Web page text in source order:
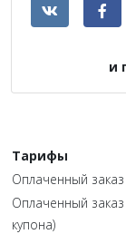
и
Тарифы
Оплаченный заказ
Оплаченный
купона)